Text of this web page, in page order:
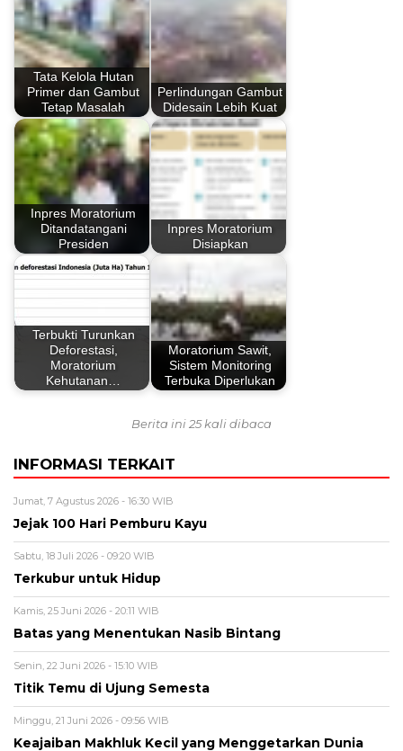
Tata Kelola Hutan
Primer dan Gambut
Tetap Masalah
Perlindungan Gambut
Didesain Lebih Kuat
Inpres Moratorium
Ditandatangani
Presiden
Inpres Moratorium
Disiapkan
Terbukti Turunkan
Deforestasi,
Moratorium
Kehutanan…
Moratorium Sawit,
Sistem Monitoring
Terbuka Diperlukan
Berita ini 25 kali dibaca
INFORMASI TERKAIT
Jumat, 7 Agustus 2026 - 16:30 WIB
Jejak 100 Hari Pemburu Kayu
Sabtu, 18 Juli 2026 - 09:20 WIB
Terkubur untuk Hidup
Kamis, 25 Juni 2026 - 20:11 WIB
Batas yang Menentukan Nasib Bintang
Senin, 22 Juni 2026 - 15:10 WIB
Titik Temu di Ujung Semesta
Minggu, 21 Juni 2026 - 09:56 WIB
Keajaiban Makhluk Kecil yang Menggetarkan Dunia